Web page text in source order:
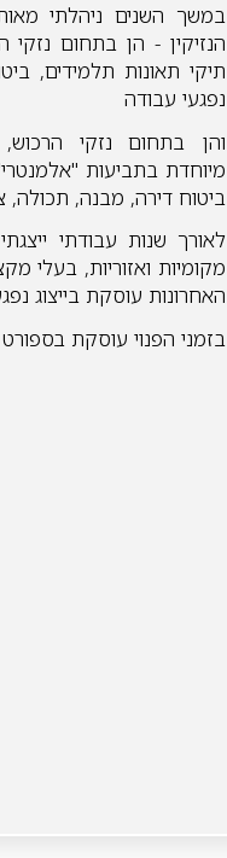
במשך השנים ניהלתי
הנזיקין - הן בתחום
תיקי תאונות תלמידים,
נפגעי עבודה
והן בתחום נזקי
מיוחדת בתביעות
ביטוח דירה, מבנה, תכולה,
לאורך שנות עבודתי
מקומיות ואזוריות, בעלי
האחרונות עוסקת בייצוג
בזמני הפנוי עוסקת בספורט